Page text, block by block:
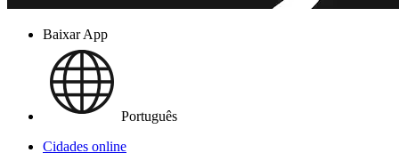
Baixar App
Português
Cidades online